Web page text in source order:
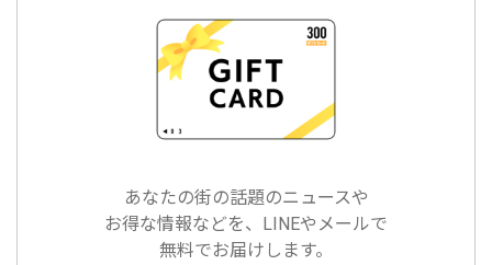
あなたの街の話題のニュースや
お得な情報などを、LINEやメールで
無料でお届けします。